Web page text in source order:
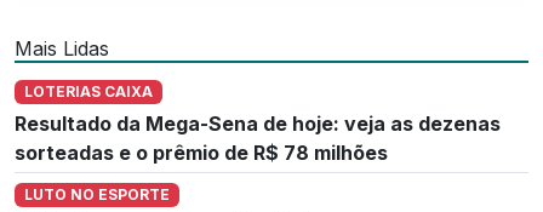
Mais Lidas
LOTERIAS CAIXA
Resultado da Mega-Sena de hoje: veja as dezenas
sorteadas e o prêmio de R$ 78 milhões
LUTO NO ESPORTE